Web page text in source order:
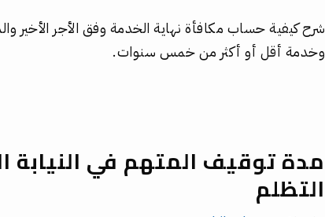
شرح كيفية حساب مكافأة نهاية الخدمة وفق الأجر الأخير
وخدمة أقل أو أكثر من خمس سنوات.
مدة توقيف المتهم في النيابة
التظلم